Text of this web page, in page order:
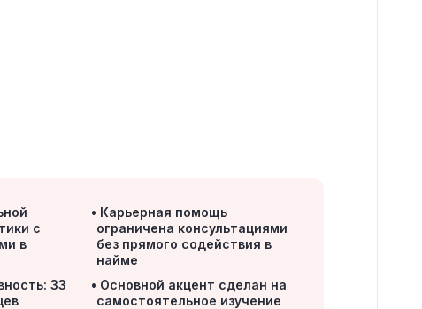
с
в
33
Карьерная помощь
ограничена консультациями
без прямого содействия в
найме
Основной акцент сделан на
самостоятельное изучение